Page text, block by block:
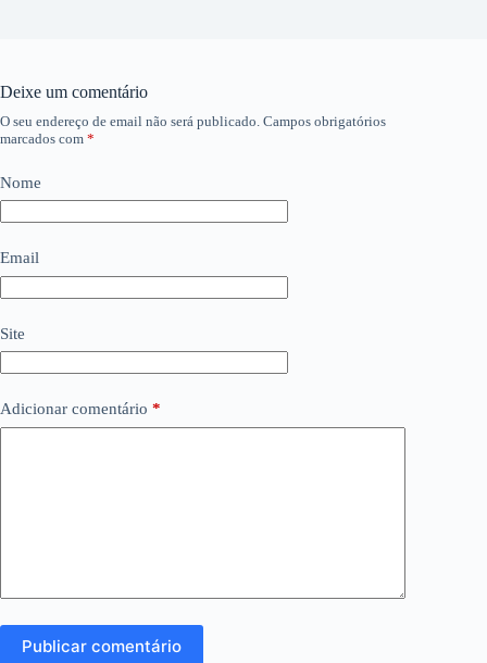
Deixe um comentário
O seu endereço de email não será publicado. Campos obrigatórios
marcados com *
Nome
Email
Site
Adicionar comentário *
Publicar comentário